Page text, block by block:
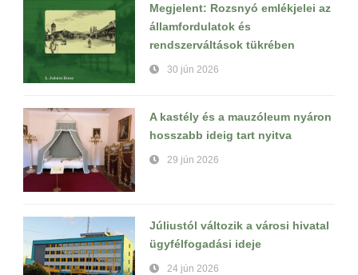
Megjelent: Rozsnyó emlékjelei az
államfordulatok és
rendszerváltások tükrében
30 jún 2026
A kastély és a mauzóleum nyáron
hosszabb ideig tart nyitva
29 jún 2026
Júliustól változik a városi hivatal
ügyfélfogadási ideje
24 jún 2026